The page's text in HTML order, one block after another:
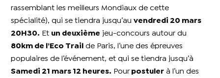
rassemblant les meilleurs Mondiaux de cette
spécialité), qui se tiendra jusqu’auvendredi 20 mars
20H30.
Et un deuxième jeu-concours autour du
80km de l’Eco Trail
de Paris, l’une des épreuves
populaires de l’événement, et qui se tiendra jusqu’à
Samedi 21 mars 12 heures.
Pour postuler à l’un des